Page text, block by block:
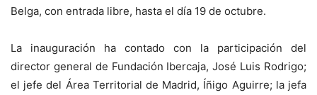
Belga, con entrada libre, hasta el día 19 de octubre.
La inauguración ha contado con la participación del
director general de Fundación Ibercaja, José Luis Rodrigo;
el jefe del Área Territorial de Madrid, Íñigo Aguirre; la jefa